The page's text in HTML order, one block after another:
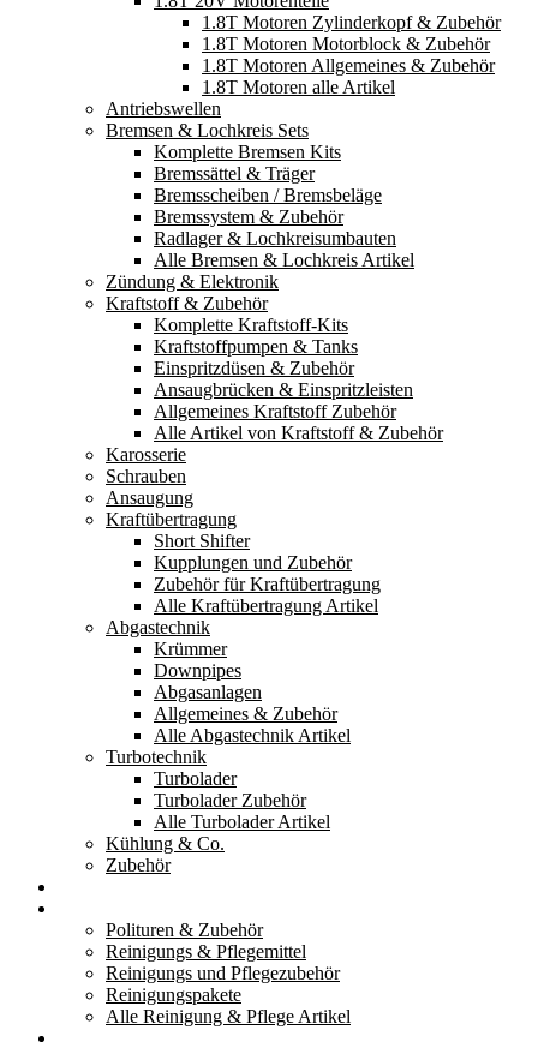
1.8T Motoren Zylinderkopf & Zubehör
1.8T Motoren Motorblock & Zubehör
1.8T Motoren Allgemeines & Zubehör
1.8T Motoren alle Artikel
Antriebswellen
Bremsen & Lochkreis Sets
Komplette Bremsen Kits
Bremssättel & Träger
Bremsscheiben / Bremsbeläge
Bremssystem & Zubehör
Radlager & Lochkreisumbauten
Alle Bremsen & Lochkreis Artikel
Zündung & Elektronik
Kraftstoff & Zubehör
Komplette Kraftstoff-Kits
Kraftstoffpumpen & Tanks
Einspritzdüsen & Zubehör
Ansaugbrücken & Einspritzleisten
Allgemeines Kraftstoff Zubehör
Alle Artikel von Kraftstoff & Zubehör
Karosserie
Schrauben
Ansaugung
Kraftübertragung
Short Shifter
Kupplungen und Zubehör
Zubehör für Kraftübertragung
Alle Kraftübertragung Artikel
Abgastechnik
Krümmer
Downpipes
Abgasanlagen
Allgemeines & Zubehör
Alle Abgastechnik Artikel
Turbotechnik
Turbolader
Turbolader Zubehör
Alle Turbolader Artikel
Kühlung & Co.
Zubehör
Polituren & Zubehör
Reinigungs & Pflegemittel
Reinigungs und Pflegezubehör
Reinigungspakete
Alle Reinigung & Pflege Artikel